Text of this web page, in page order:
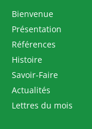
Bienvenue
Présentation
Références
Histoire
Savoir-Faire
Actualités
Lettres du mois